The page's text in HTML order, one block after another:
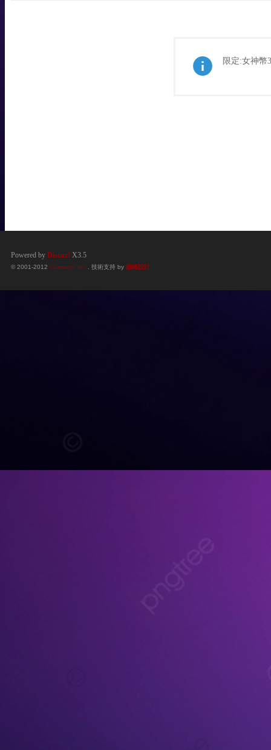
限定:女神幣
Powered by Discuz! X3.5
© 2001-2012 Comsenz Inc. . 技術支持 by 巔峰設計